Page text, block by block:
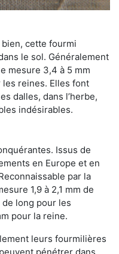
cette fourmi
le sol. Généralement
mesure 3,4 à 5 mm
reines. Elles font
dalles, dans l’herbe,
indésirables.
Issus de
en Europe et en
par la
1,9 à 2,1 mm de
de long pour les
pour la reine.
leurs fourmilières